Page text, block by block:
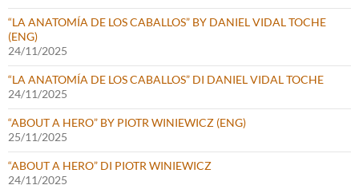
“LA ANATOMÍA DE LOS CABALLOS” BY DANIEL VIDAL TOCHE
(ENG)
24/11/2025
“LA ANATOMÍA DE LOS CABALLOS” DI DANIEL VIDAL TOCHE
24/11/2025
“ABOUT A HERO” BY PIOTR WINIEWICZ (ENG)
25/11/2025
“ABOUT A HERO” DI PIOTR WINIEWICZ
24/11/2025